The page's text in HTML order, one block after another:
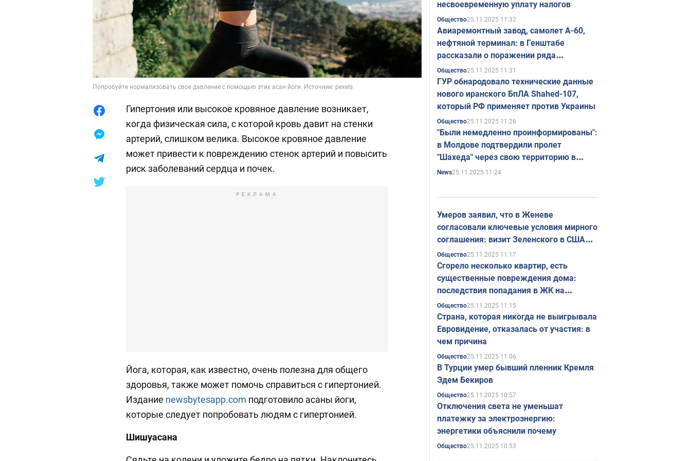
Попробуйте нормализовать свое давление с помощью этих асан йоги. Источник: pexels
Гипертония или высокое кровяное давление возникает,
когда физическая сила, с которой кровь давит на стенки
артерий, слишком велика. Высокое кровяное давление
может привести к повреждению стенок артерий и повысить
риск заболеваний сердца и почек.
РЕКЛАМА
Йога, которая, как известно, очень полезна для общего
здоровья, также может помочь справиться с гипертонией.
Издание newsbytesapp.com подготовило асаны йоги,
которые следует попробовать людям с гипертонией.
Шишуасана
несвоевременную уплату налогов
Общество25.11.2025 11:32
Авиаремонтный завод, самолет А-60,
нефтяной терминал: в Генштабе
рассказали о поражении ряда
стратегических объектов России
Общество25.11.2025 11:31
ГУР обнародовало технические данные
нового иранского БпЛА Shahed-107,
который РФ применяет против Украины
Общество25.11.2025 11:26
"Были немедленно проинформированы":
в Молдове подтвердили пролет
"Шахеда" через свою территорию в
Румынию
News25.11.2025 11:24
Умеров заявил, что в Женеве
согласовали ключевые условия мирного
соглашения: визит Зеленского в США
ожидается в ноябре
Общество25.11.2025 11:17
Сгорело несколько квартир, есть
существенные повреждения дома:
последствия попадания в ЖК на
Печерске в Киеве. Фото
Общество25.11.2025 11:15
Страна, которая никогда не выигрывала
Евровидение, отказалась от участия: в
чем причина
Общество25.11.2025 11:06
В Турции умер бывший пленник Кремля
Эдем Бекиров
Общество25.11.2025 10:57
Отключения света не уменьшат
платежку за электроэнергию:
энергетики объяснили почему
Общество25.11.2025 10:53